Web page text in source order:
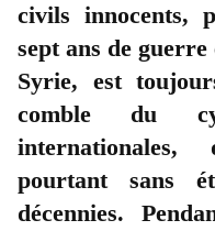
civils innocents,
sept ans de
Syrie, est
comble du
pourtant sans
décennies.